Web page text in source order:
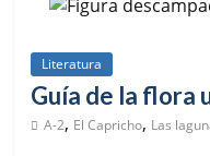
Literatura
Guía de la flora
A-2, El Capricho, Las